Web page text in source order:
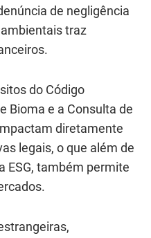
de negligência
traz
do Código
Bioma e a Consulta de
diretamente
legais, o que além de
ESG, também permite